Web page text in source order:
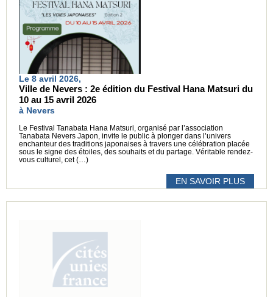
Le 8 avril 2026,
Ville de Nevers : 2e édition du Festival Hana Matsuri du
10 au 15 avril 2026
à Nevers
Le Festival Tanabata Hana Matsuri, organisé par l’association
Tanabata Nevers Japon, invite le public à plonger dans l’univers
enchanteur des traditions japonaises à travers une célébration placée
sous le signe des étoiles, des souhaits et du partage. Véritable rendez-
vous culturel, cet (…)
EN SAVOIR PLUS